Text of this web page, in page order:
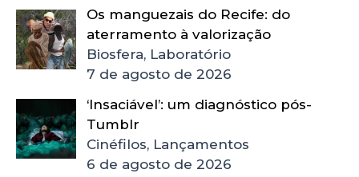
Os manguezais do Recife: do
aterramento à valorização
Biosfera, Laboratório
7 de agosto de 2026
‘Insaciável’: um diagnóstico pós-
Tumblr
Cinéfilos, Lançamentos
6 de agosto de 2026